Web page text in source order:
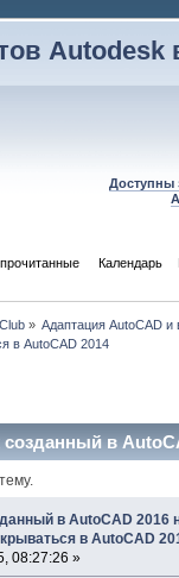
Autodesk
Доступны
Календарь
» Адаптация AutoCAD и
в AutoCAD 2014
в
в AutoCAD 2016
в AutoCAD
08:27:26 »